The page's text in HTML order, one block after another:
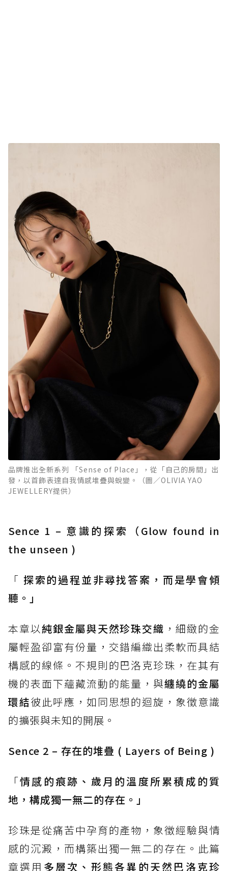
品牌推出全新系列 「Sense of Place」，從「自己的房間」出
發，以首飾表達自我情感堆疊與蛻變。（圖／OLIVIA YAO
JEWELLERY提供）
Sence 1 – 意識的探索（Glow found in
the unseen )
「 探索的過程並非尋找答案，而是學會傾
聽。」
本章以純銀金屬與天然珍珠交織 ，細緻的金
屬輕盈卻富有份量，交錯編織出柔軟而具結
構感的線條。不規則的巴洛克珍珠，在其有
機的表面下蘊藏流動的能量，與纏繞的金屬
環結彼此呼應，如同思想的迴旋，象徵意識
的擴張與未知的開展。
Sence 2 – 存在的堆疊 ( Layers of Being )
「情感的痕跡、歲月的溫度所累積成的質
地，構成獨一無二的存在。」
珍珠是從痛苦中孕育的產物，象徵經驗與情
感的沉澱，而構築出獨一無二的存在。此篇
章選用 多層次、形態各異的天然巴洛克珍